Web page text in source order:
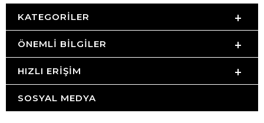
KATEGORILER
ÖNEMLI BILGILER
HIZLI ERIŞIM
SOSYAL MEDYA